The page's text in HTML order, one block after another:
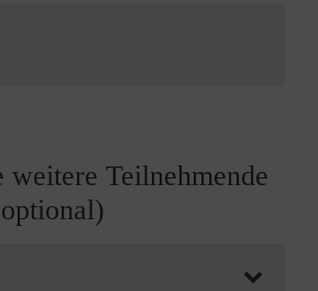
weitere Teilnehmende